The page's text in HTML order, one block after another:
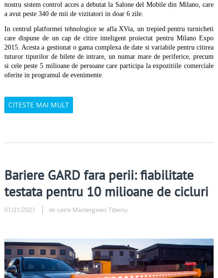
nostru sistem control acces a debutat la Salone del Mobile din Milano, care
a avut peste 340 de mii de vizitatori in doar 6 zile.
In centrul platformei tehnologice se afla XVia, un trepied pentru turnicheti
care dispune de un cap de citire inteligent proiectat pentru Milano Expo
2015. Acesta a gestionat o gama complexa de date si variabile pentru citirea
tuturor tipurilor de bilete de intrare, un numar mare de periferice, precum
si cele peste 5 milioane de persoane care participa la expozitiile comerciale
oferite in programul de evenimente.
CITESTE MAI MULT
Bariere GARD fara perii: fiabilitate
testata pentru 10 milioane de cicluri
01/21/2021 de catre Mastergates Tiberiu